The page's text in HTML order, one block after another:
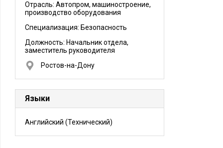
Отрасль: Автопром, машиностроение,
производство оборудования
Специализация: Безопасность
Должность: Начальник отдела,
заместитель руководителя
Ростов-на-Дону
Языки
Английский (Технический)